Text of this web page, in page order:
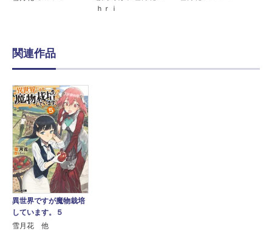
ｈｒｉ
関連作品
異世界ですが魔物栽培
しています。５
雪月花 他